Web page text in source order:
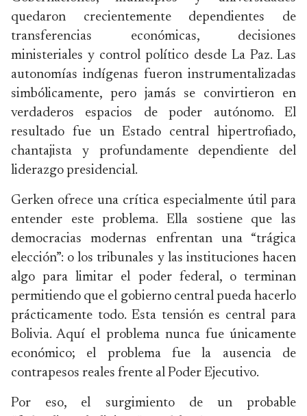
quedaron crecientemente dependientes de
transferencias económicas, decisiones
ministeriales y control político desde La Paz. Las
autonomías indígenas fueron instrumentalizadas
simbólicamente, pero jamás se convirtieron en
verdaderos espacios de poder autónomo. El
resultado fue un Estado central hipertrofiado,
chantajista y profundamente dependiente del
liderazgo presidencial.
Gerken ofrece una crítica especialmente útil para
entender este problema. Ella sostiene que las
democracias modernas enfrentan una “trágica
elección”: o los tribunales y las instituciones hacen
algo para limitar el poder federal, o terminan
permitiendo que el gobierno central pueda hacerlo
prácticamente todo. Esta tensión es central para
Bolivia. Aquí el problema nunca fue únicamente
económico; el problema fue la ausencia de
contrapesos reales frente al Poder Ejecutivo.
Por eso, el surgimiento de un probable